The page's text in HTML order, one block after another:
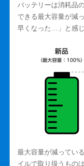
バッテリーは消耗品
できる最大容量が減
早くなった…」と感
最大容量が減ってい
イルで取り扱うもの